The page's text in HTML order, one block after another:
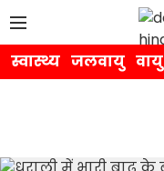
स्वास्थ्य जलवायु वायु